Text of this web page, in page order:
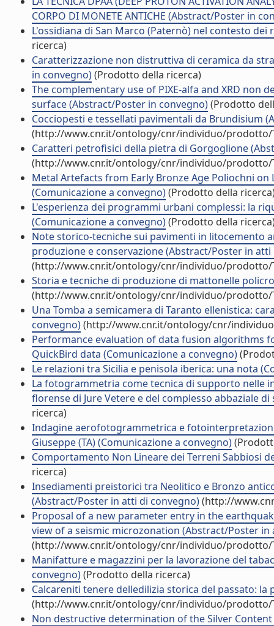
CORPO DI MONETE ANTICHE (Abstract/Poster in
L'ossidiana di San Marco (Paternò) nel contesto
ricerca)
Caratterizzazione non distruttiva di ceramica da
in convegno)(Prodotto della ricerca)
The complementary use of PIXE-alfa and XRD
surface (Abstract/Poster in convegno)(Prodotto
Cocciopesti e tessellati pavimentali da Brundisium
(http://www.cnr.it/ontology/cnr/individuo/prodotto/
Caratteri petrofisici della pietra di Gorgoglione
(http://www.cnr.it/ontology/cnr/individuo/prodotto/
Metal Artefacts from Early Bronze Age Poliochni
(Comunicazione a convegno)(Prodotto della
L'esperienza dei programmi urbani complessi: la
(Comunicazione a convegno)(Prodotto della
Note storico-tecniche sui pavimenti in litocemento
produzione e conservazione (Abstract/Poster in atti
(http://www.cnr.it/ontology/cnr/individuo/prodotto/
Storia e tecniche di produzione di mattonelle
(http://www.cnr.it/ontology/cnr/individuo/prodotto/
Una Tomba a semicamera di Taranto ellenistica:
convegno)(http://www.cnr.it/ontology/cnr/
Performance evaluation of data fusion algorithms
QuickBird data (Comunicazione a convegno)
Le relazioni tra Sicilia e penisola iberica: una nota
La fotogrammetria come tecnica di supporto nelle
florense di Jure Vetere e del complesso abbaziale
ricerca)
Indagine aerofotogrammetrica e
Giuseppe (TA) (Comunicazione a convegno)
Comportamento Non Lineare dei Terreni Sabbiosi
ricerca)
Insediamenti preistorici tra Neolitico e Bronzo
(Abstract/Poster in atti di convegno)(http://
Proposal of a new parameter entry in the
view of a seismic microzonation (Abstract/Poster in
(http://www.cnr.it/ontology/cnr/individuo/prodotto/
Manifatture e magazzini per la lavorazione del
convegno)(Prodotto della ricerca)
Calcareniti tenere delledilizia storica del passato:
(http://www.cnr.it/ontology/cnr/individuo/prodotto/
Non destructive determination of the Silver Content